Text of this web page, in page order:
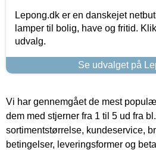
Lepong.dk er en danskejet
lamper til bolig, have og fritid.
udvalg.
Se udvalget på
Vi har gennemgået de mest
dem med stjerner fra 1 til 5 ud fra
sortimentstørrelse, kundeservice,
betingelser, leveringsformer og